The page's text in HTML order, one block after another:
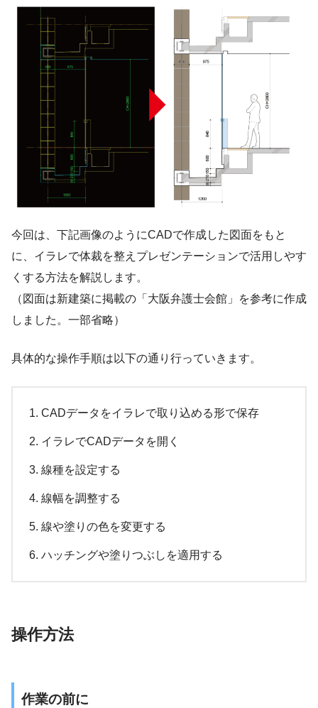
今回は、下記画像のようにCADで作成した図面をもと
に、イラレで体裁を整えプレゼンテーションで活用しやす
くする方法を解説します。
（図面は新建築に掲載の「大阪弁護士会館」を参考に作成
しました。一部省略）
具体的な操作手順は以下の通り行っていきます。
CADデータをイラレで取り込める形で保存
イラレでCADデータを開く
線種を設定する
線幅を調整する
線や塗りの色を変更する
ハッチングや塗りつぶしを適用する
操作方法
作業の前に